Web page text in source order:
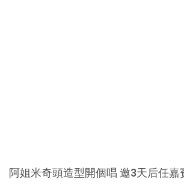
阿姐米奇頭造型開個唱 邀3天后任嘉